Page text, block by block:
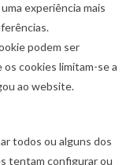
experiência mais
podem ser
cookies limitam-se a
ao website.
todos ou alguns dos
tentam configurar ou